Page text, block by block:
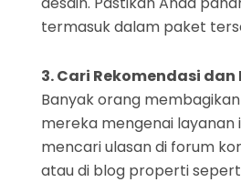
termasuk dalam paket
3. Cari Rekomendasi dan
Banyak orang
mereka mengenai layanan
mencari ulasan di forum
atau di blog properti